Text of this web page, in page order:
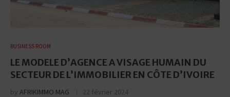
BUSINESS ROOM
LE MODELE D’AGENCE A VISAGE HUMAIN DU
SECTEUR DE L’IMMOBILIER EN CÔTE D’IVOIRE
by AFRIKIMMO MAG 22 février 2024